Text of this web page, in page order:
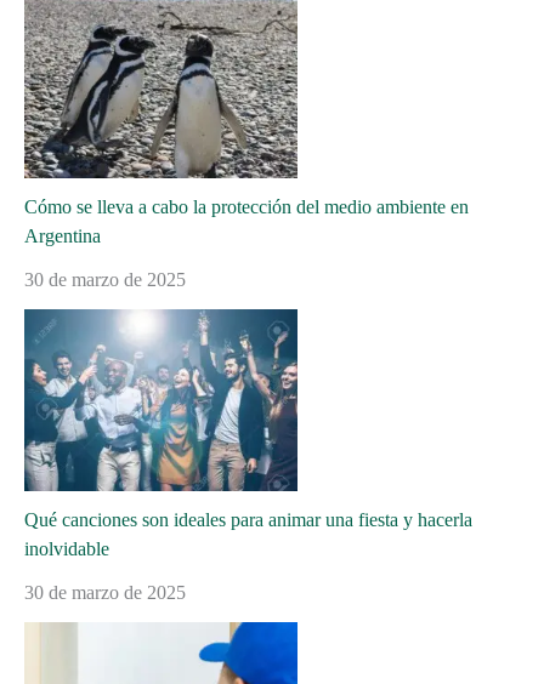
Cómo se lleva a cabo la protección del medio ambiente en
Argentina
30 de marzo de 2025
Qué canciones son ideales para animar una fiesta y hacerla
inolvidable
30 de marzo de 2025